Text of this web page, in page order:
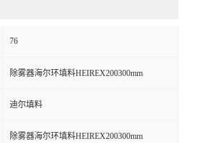
76
除雾器海尔环填料HEIREX200300mm
迪尔填料
除雾器海尔环填料HEIREX200300mm